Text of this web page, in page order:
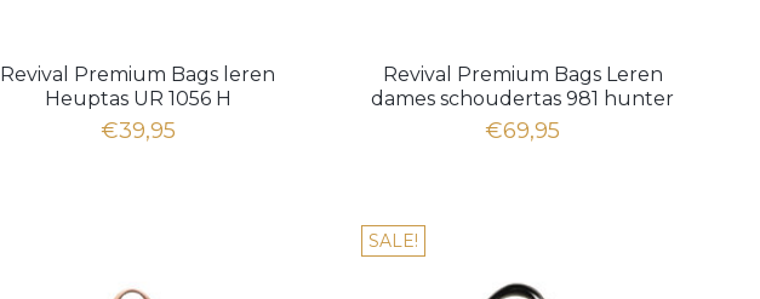
Revival Premium Bags leren
Heuptas UR 1056 H
€39,95
Revival Premium Bags Leren
dames schoudertas 981 hunter
brown
€69,95
SALE!